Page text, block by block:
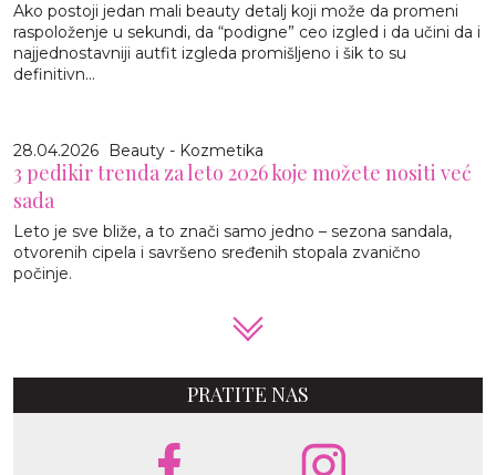
Ako postoji jedan mali beauty detalj koji može da promeni
raspoloženje u sekundi, da “podigne” ceo izgled i da učini da i
najjednostavniji autfit izgleda promišljeno i šik to su
definitivn...
28.04.2026 Beauty - Kozmetika
3 pedikir trenda za leto 2026 koje možete nositi već
sada
Leto je sve bliže, a to znači samo jedno – sezona sandala,
otvorenih cipela i savršeno sređenih stopala zvanično
počinje.
PRATITE NAS